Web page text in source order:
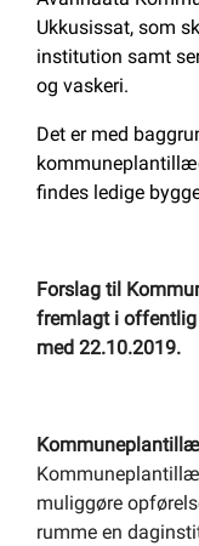
Ukkusissat, som
institution samt
og vaskeri.
Det er med
findes ledige
Forslag til
fremlagt i
med 22.10.2019.
muliggøre
rumme en